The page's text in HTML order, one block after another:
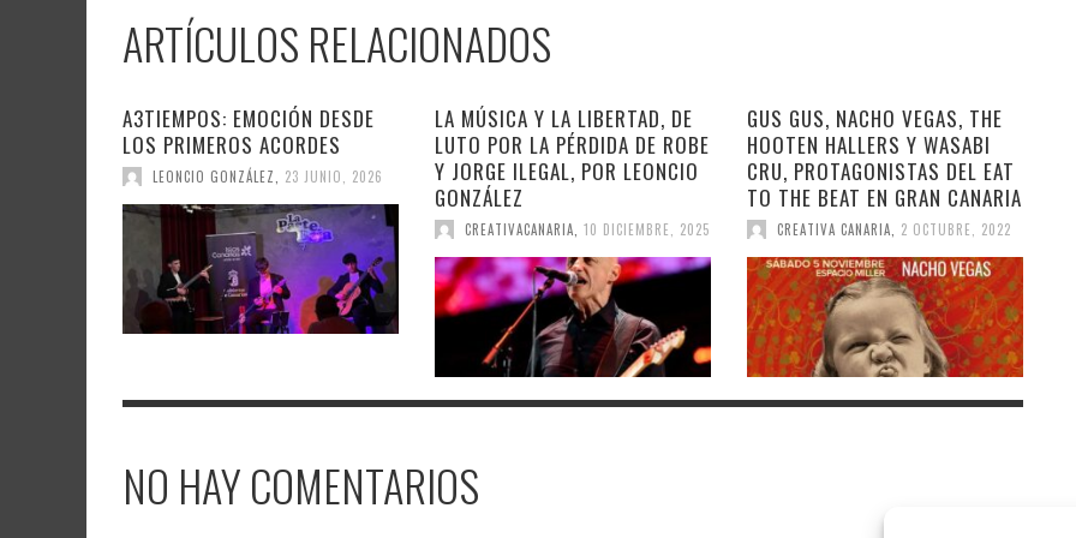
ARTÍCULOS RELACIONADOS
A3TIEMPOS: EMOCIÓN DESDE
LOS PRIMEROS ACORDES
LEONCIO GONZÁLEZ 23 JUNIO, 2026
LA MÚSICA Y LA LIBERTAD, DE
LUTO POR LA PÉRDIDA DE ROBE
Y JORGE ILEGAL, POR LEONCIO
GONZÁLEZ
CREATIVACANARIA 10 DICIEMBRE, 2025
GUS GUS, NACHO VEGAS, THE
HOOTEN HALLERS Y WASABI
CRU, PROTAGONISTAS DEL EAT
TO THE BEAT EN GRAN CANARIA
CREATIVA CANARIA 2 OCTUBRE, 2022
NO HAY COMENTARIOS